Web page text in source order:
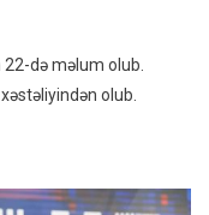
22-də məlum olub.
olub.